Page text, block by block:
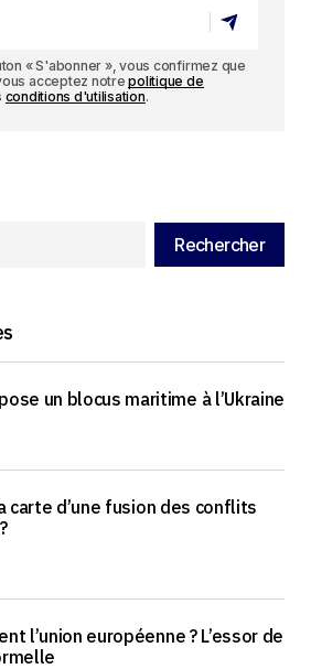
« S'abonner », vous confirmez que
acceptez notrepolitique de
conditions d'utilisation.
Rechercher
un blocus maritime à l’Ukraine
carte d’une fusion des conflits
l’union européenne ? L’essor de